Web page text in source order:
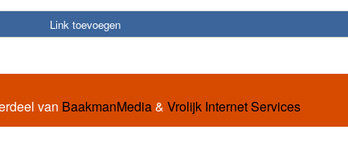
Link toevoegen
van BaakmanMedia& Vrolijk Internet Services